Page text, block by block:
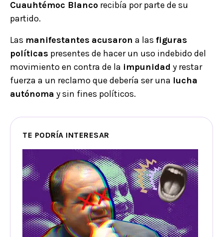
Cuauhtémoc Blanco recibía por parte de su
partido.
Las manifestantes acusaron a las figuras
políticas presentes de hacer un uso indebido del
movimiento en contra de la impunidad y restar
fuerza a un reclamo que debería ser una lucha
autónoma y sin fines políticos.
TE PODRÍA INTERESAR